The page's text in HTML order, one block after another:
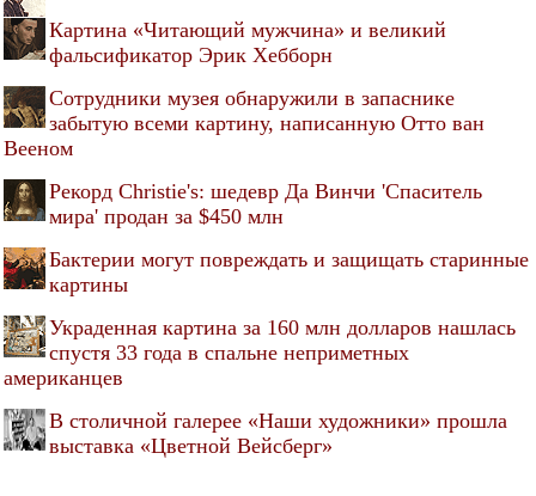
Картина «Читающий мужчина» и великий
фальсификатор Эрик Хебборн
Cотрудники музея обнаружили в запаснике
забытую всеми картину, написанную Отто ван
Вееном
Рекорд Christie's: шедевр Да Винчи 'Спаситель
мира' продан за $450 млн
Бактерии могут повреждать и защищать старинные
картины
Украденная картина за 160 млн долларов нашлась
спустя 33 года в спальне неприметных
американцев
В столичной галерее «Наши художники» прошла
выставка «Цветной Вейсберг»